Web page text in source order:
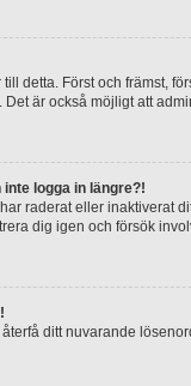
detta. Först och främst,
är också möjligt att
logga in längre?!
raderat eller inaktiverat
dig igen och försök
ditt nuvarande